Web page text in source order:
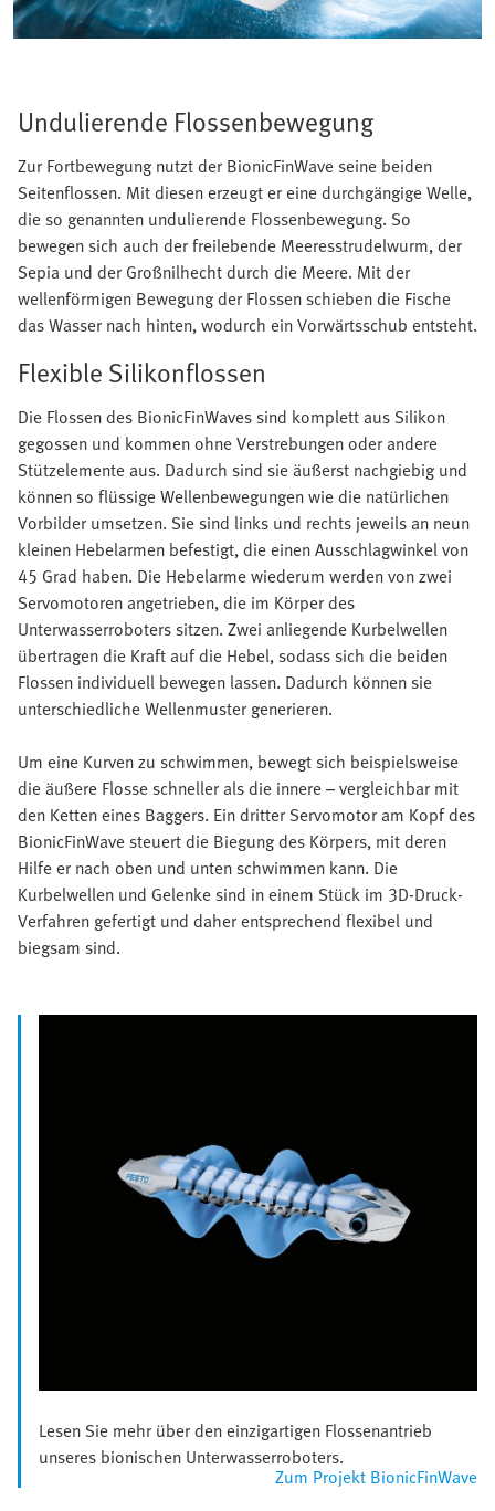
Undulierende Flossenbewegung
Zur Fortbewegung nutzt der BionicFinWave seine beiden
Seitenflossen. Mit diesen erzeugt er eine durchgängige Welle,
die so genannten undulierende Flossenbewegung. So
bewegen sich auch der freilebende Meeresstrudelwurm, der
Sepia und der Großnilhecht durch die Meere. Mit der
wellenförmigen Bewegung der Flossen schieben die Fische
das Wasser nach hinten, wodurch ein Vorwärtsschub entsteht.
Flexible Silikonflossen
Die Flossen des BionicFinWaves sind komplett aus Silikon
gegossen und kommen ohne Verstrebungen oder andere
Stützelemente aus. Dadurch sind sie äußerst nachgiebig und
können so flüssige Wellenbewegungen wie die natürlichen
Vorbilder umsetzen. Sie sind links und rechts jeweils an neun
kleinen Hebelarmen befestigt, die einen Ausschlagwinkel von
45 Grad haben. Die Hebelarme wiederum werden von zwei
Servomotoren angetrieben, die im Körper des
Unterwasserroboters sitzen. Zwei anliegende Kurbelwellen
übertragen die Kraft auf die Hebel, sodass sich die beiden
Flossen individuell bewegen lassen. Dadurch können sie
unterschiedliche Wellenmuster generieren.
Um eine Kurven zu schwimmen, bewegt sich beispielsweise
die äußere Flosse schneller als die innere – vergleichbar mit
den Ketten eines Baggers. Ein dritter Servomotor am Kopf des
BionicFinWave steuert die Biegung des Körpers, mit deren
Hilfe er nach oben und unten schwimmen kann. Die
Kurbelwellen und Gelenke sind in einem Stück im 3D-Druck-
Verfahren gefertigt und daher entsprechend flexibel und
biegsam sind.
Lesen Sie mehr über den einzigartigen Flossenantrieb
unseres bionischen Unterwasserroboters.
Zum Projekt BionicFinWave